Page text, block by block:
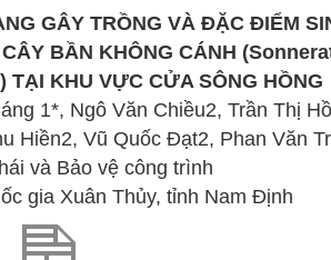
GÂY TRỒNG VÀ ĐẶC ĐIỂM
BẦN KHÔNG CÁNH
TẠI KHU VỰC CỬA SÔNG HỒNG
1*, Ngô Văn Chiều2, Trần Thị
Hiền2, Vũ Quốc Đạt2, Phan Văn
và Bảo vệ công trình
gia Xuân Thủy, tỉnh Nam Định